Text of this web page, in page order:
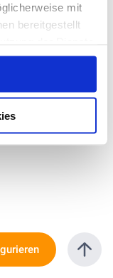
mit
bereitgestellt
zum